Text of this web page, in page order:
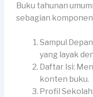
Buku tahunan
sebagian
Sampul
yang layak
Daftar Isi:
konten buku.
Profil